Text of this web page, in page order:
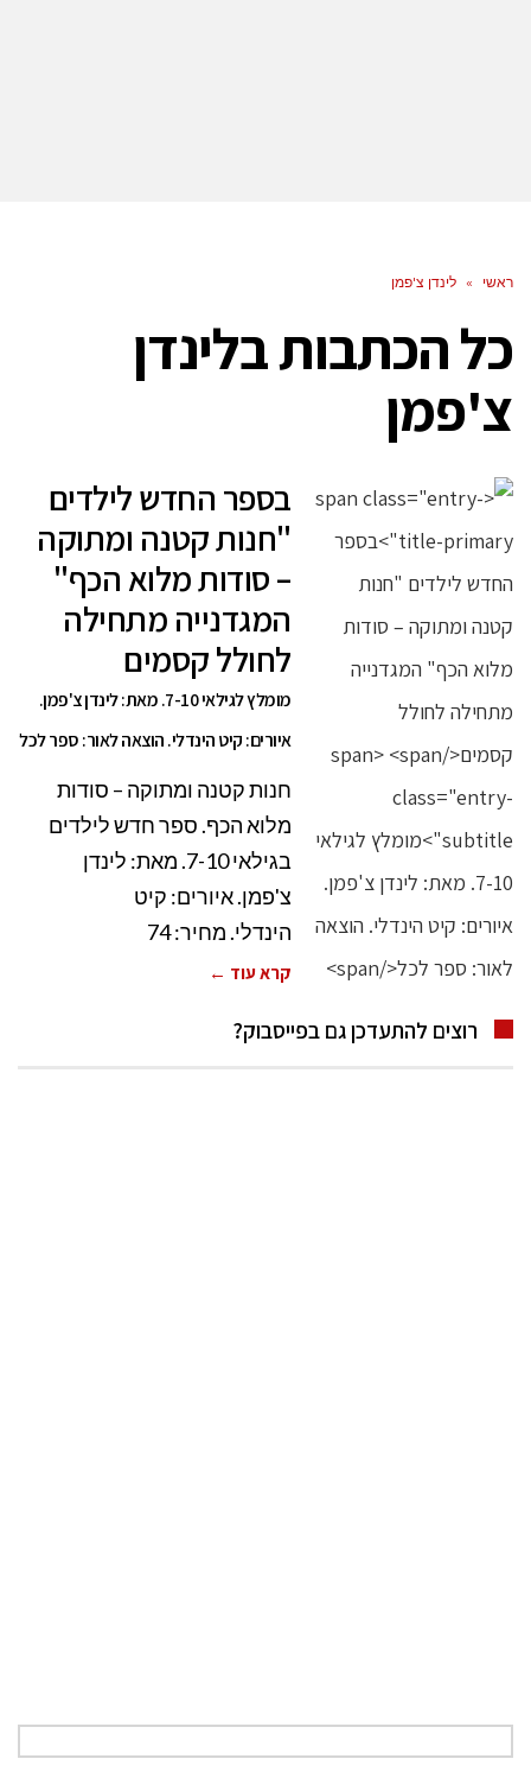
ראשי » לינדן צ'פמן
כל הכתבות בלינדן
צ'פמן
בספר החדש לילדים
"חנות קטנה ומתוקה
– סודות מלוא הכף"
המגדנייה מתחילה
לחולל קסמים
מומלץ לגילאי 7-10. מאת: לינדן צ'פמן.
איורים: קיט הינדלי. הוצאה לאור: ספר לכל
חנות קטנה ומתוקה – סודות
מלוא הכף. ספר חדש לילדים
בגילאי 7-10. מאת: לינדן
צ'פמן. איורים: קיט
הינדלי. מחיר: 74
קרא עוד ←
רוצים להתעדכן גם בפייסבוק?